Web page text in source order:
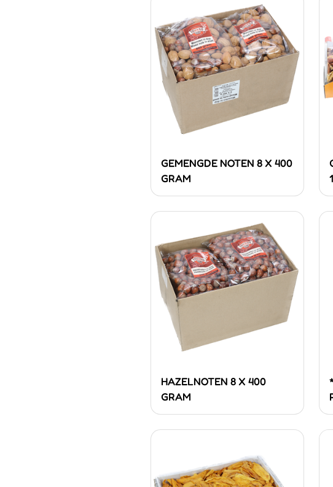
GEMENGDE NOTEN 8 X 400
GRAM
HAZELNOTEN 8 X 400
GRAM